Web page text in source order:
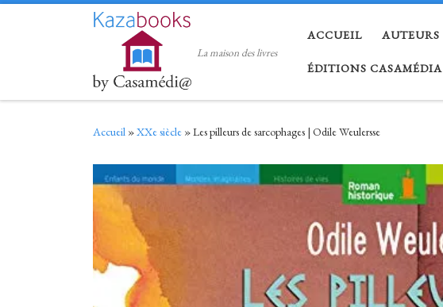
La maison des livres
ACCUEIL AUTEURS
ÉDITIONS CASAMÉDIA
Accueil »XXe siècle »Les pilleurs de sarcophages | Odile Weulersse